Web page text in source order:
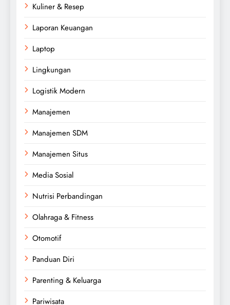
Kuliner & Resep
Laporan Keuangan
Laptop
Lingkungan
Logistik Modern
Manajemen
Manajemen SDM
Manajemen Situs
Media Sosial
Nutrisi Perbandingan
Olahraga & Fitness
Otomotif
Panduan Diri
Parenting & Keluarga
Pariwisata